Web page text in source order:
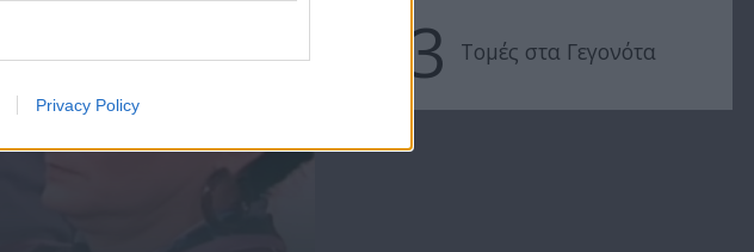
Privacy Policy
3 Τομές στα Γεγονότα